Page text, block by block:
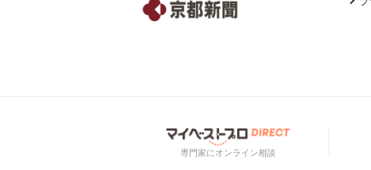
専門家にオンライン相談